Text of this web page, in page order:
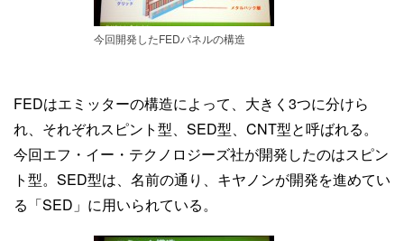
今回開発したFEDパネルの構造
FEDはエミッターの構造によって、大きく3つに分けら
れ、それぞれスピント型、SED型、CNT型と呼ばれる。
今回エフ・イー・テクノロジーズ社が開発したのはスピン
ト型。SED型は、名前の通り、キヤノンが開発を進めてい
る「SED」に用いられている。